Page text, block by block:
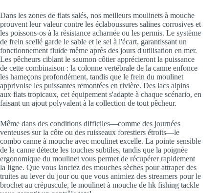
Dans les zones de flats salés, nos meilleurs moulinets à mouche
prouvent leur valeur contre les éclaboussures salines corrosives et
les poissons-os à la résistance acharnée ou les permis. Le système
de frein scellé garde le sable et le sel à l'écart, garantissant un
fonctionnement fluide même après des jours d'utilisation en mer.
Les pêcheurs ciblant le saumon côtier apprécieront la puissance
de cette combinaison : la colonne vertébrale de la canne enfonce
les hameçons profondément, tandis que le frein du moulinet
apprivoise les puissantes remontées en rivière. Des lacs alpins
aux flats tropicaux, cet équipement s'adapte à chaque scénario, en
faisant un ajout polyvalent à la collection de tout pêcheur.
Même dans des conditions difficiles—comme des journées
venteuses sur la côte ou des ruisseaux forestiers étroits—le
combo canne à mouche avec moulinet excelle. La pointe sensible
de la canne détecte les touches subtiles, tandis que la poignée
ergonomique du moulinet vous permet de récupérer rapidement
la ligne. Que vous lanciez des mouches sèches pour attraper des
truites au lever du jour ou que vous animiez des streamers pour le
brochet au crépuscule, le moulinet à mouche de hk fishing tackle